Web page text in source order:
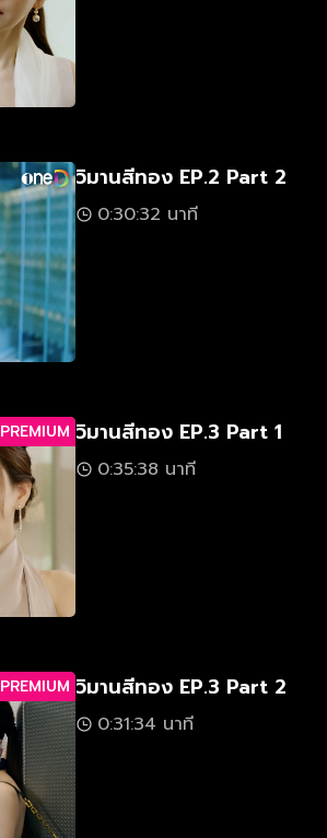
วิมานสีทอง EP.2 Part 2
0:30:32 นาที
PREMIUM วิมานสีทอง EP.3 Part 1
0:35:38 นาที
PREMIUM วิมานสีทอง EP.3 Part 2
0:31:34 นาที